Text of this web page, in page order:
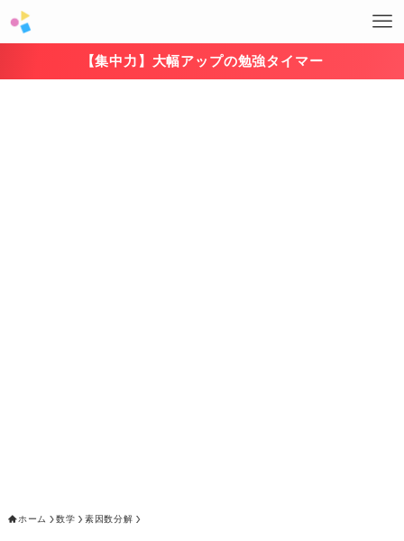
【集中力】大幅アップの勉強タイマー
ホーム 数学 素因数分解